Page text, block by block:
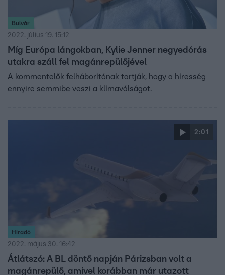
Bulvár
2022. július 19. 15:12
Míg Európa lángokban, Kylie Jenner negyedórás
utakra száll fel magánrepülőjével
A kommentelők felháborítónak tartják, hogy a híresség
ennyire semmibe veszi a klímaválságot.
2:01
Híradó
2022. május 30. 16:42
Átlátszó: A BL döntő napján Párizsban volt a
magánrepülő, amivel korábban már utazott